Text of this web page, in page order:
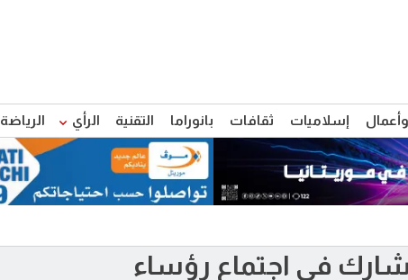
إسلاميات ثقافات بانوراما التقنية الرأي الرياضة
في اجتماع رؤساء